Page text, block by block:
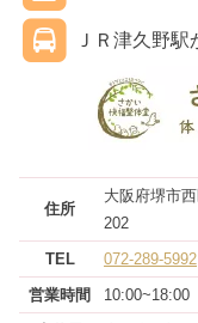
ＪＲ津久野駅
住所
大阪府堺市
202
TEL
072-289-5992
営業時間